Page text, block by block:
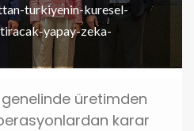
turkiyenin-kuresel-
yapay-zeka-
üretimden
karar